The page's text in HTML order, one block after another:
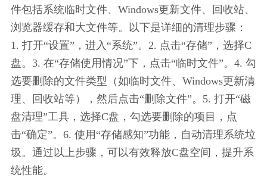
件包括系统临时文件、Windows更新文件、回收站、
浏览器缓存和大文件等。以下是详细的清理步骤：
1. 打开“设置”，进入“系统”。2. 点击“存储”，选择C
盘。3. 在“存储使用情况”下，点击“临时文件”。4. 勾
选要删除的文件类型（如临时文件、Windows更新清
理、回收站等），然后点击“删除文件”。5. 打开“磁
盘清理”工具，选择C盘，勾选要删除的项目，点
击“确定”。6. 使用“存储感知”功能，自动清理系统垃
圾。通过以上步骤，可以有效释放C盘空间，提升系
统性能。